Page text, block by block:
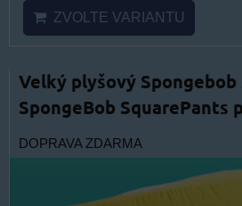
ZVOLTE VARIANTU
Velký plyšový Spongebob
SpongeBob SquarePants
DOPRAVA ZDARMA